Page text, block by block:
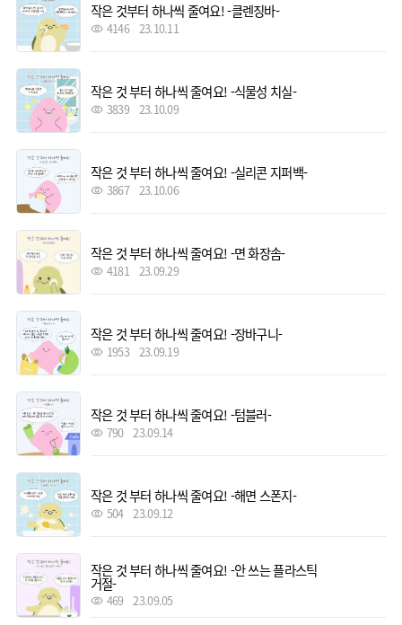
작은 것부터 하나씩 줄여요! -클렌징바-
4146 23.10.11
작은 것 부터 하나씩 줄여요! -식물성 치실-
3839 23.10.09
작은 것 부터 하나씩 줄여요! -실리콘 지퍼백-
3867 23.10.06
작은 것 부터 하나씩 줄여요! -면 화장솜-
4181 23.09.29
작은 것 부터 하나씩 줄여요! -장바구니-
1953 23.09.19
작은 것 부터 하나씩 줄여요! -텀블러-
790 23.09.14
작은 것 부터 하나씩 줄여요! -해면 스폰지-
504 23.09.12
작은 것 부터 하나씩 줄여요! -안 쓰는 플라스틱
거절-
469 23.09.05